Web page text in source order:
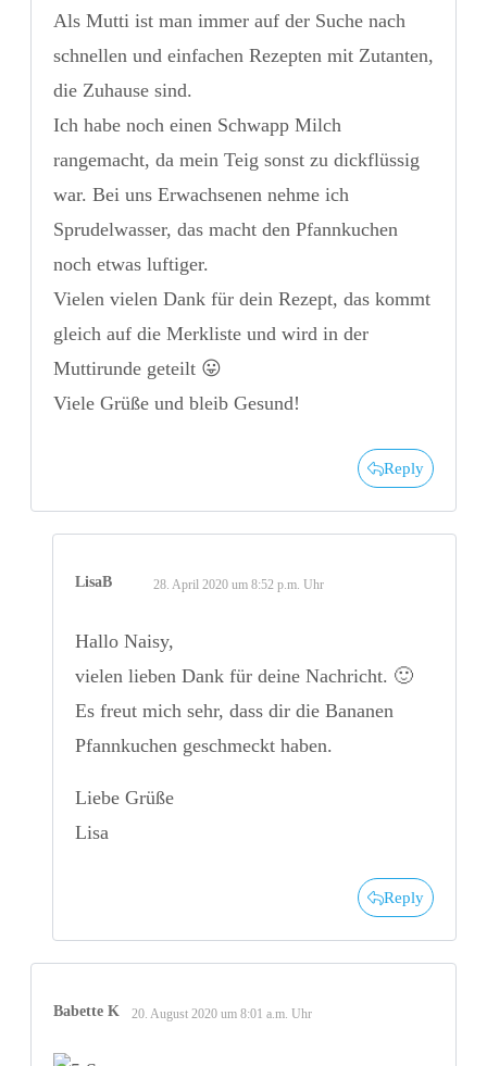
Als Mutti ist man immer auf der Suche nach
schnellen und einfachen Rezepten mit Zutanten,
die Zuhause sind.
Ich habe noch einen Schwapp Milch
rangemacht, da mein Teig sonst zu dickflüssig
war. Bei uns Erwachsenen nehme ich
Sprudelwasser, das macht den Pfannkuchen
noch etwas luftiger.
Vielen vielen Dank für dein Rezept, das kommt
gleich auf die Merkliste und wird in der
Muttirunde geteilt 😛
Viele Grüße und bleib Gesund!
Reply
LisaB 28. April 2020 um 8:52 p.m. Uhr
Hallo Naisy,
vielen lieben Dank für deine Nachricht. 🙂
Es freut mich sehr, dass dir die Bananen
Pfannkuchen geschmeckt haben.
Liebe Grüße
Lisa
Reply
Babette K 20. August 2020 um 8:01 a.m. Uhr